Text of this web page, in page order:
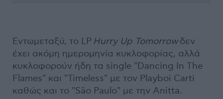
Εντωμεταξύ, το LP Hurry Up Tomorrowδεν
έχει ακόμη ημερομηνία κυκλοφορίας, αλλά
κυκλοφορούν ήδη τα single "Dancing In The
Flames" και "Timeless" με τον Playboi Carti
καθώς και το "São Paulo" με την Anitta.